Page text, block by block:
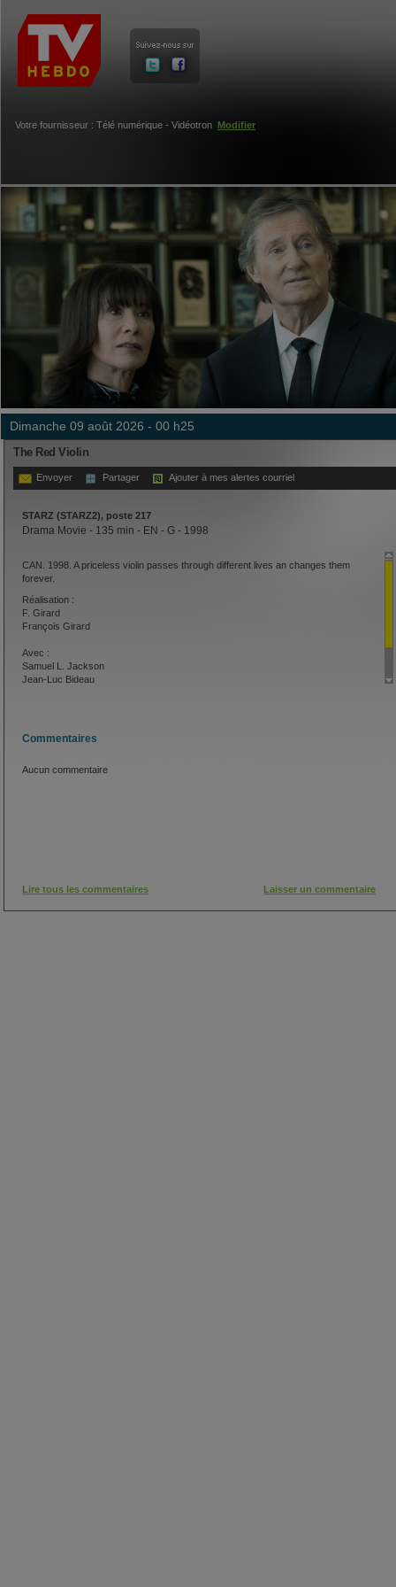
Votre fournisseur : Télé numérique - Vidéotron Modifier
dimanche 09 août 2026 - 00 h25
The Red Violin
Envoyer Partager Ajouter à mes alertes courriel
STARZ (STARZ2), poste 217
Drama Movie - 135 min - EN - G - 1998
CAN. 1998. A priceless violin passes through different lives an changes them
forever.
Réalisation :
F. Girard
François Girard
Avec :
Samuel L. Jackson
Jean-Luc Bideau
Commentaires
Aucun commentaire
Lire tous les commentaires Laisser un commentaire